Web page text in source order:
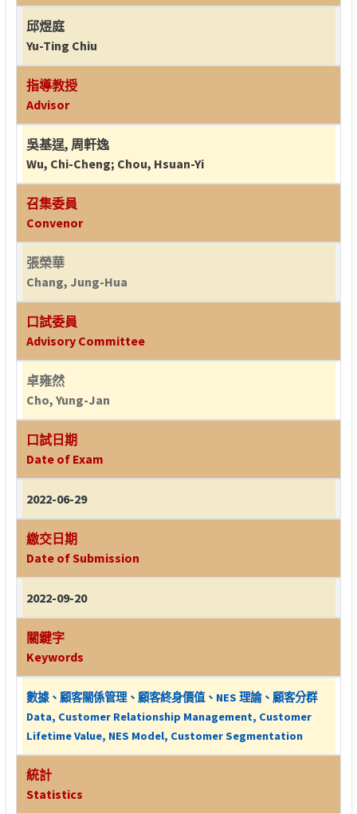
邱煜庭
Yu-Ting Chiu
指導教授
Advisor
吳基逞, 周軒逸
Wu, Chi-Cheng; Chou, Hsuan-Yi
召集委員
Convenor
張榮華
Chang, Jung-Hua
口試委員
Advisory Committee
卓雍然
Cho, Yung-Jan
口試日期
Date of Exam
2022-06-29
繳交日期
Date of Submission
2022-09-20
關鍵字
Keywords
數據、顧客關係管理、顧客終身價值、NES 理論、顧客分群
Data, Customer Relationship Management, Customer
Lifetime Value, NES Model, Customer Segmentation
統計
Statistics